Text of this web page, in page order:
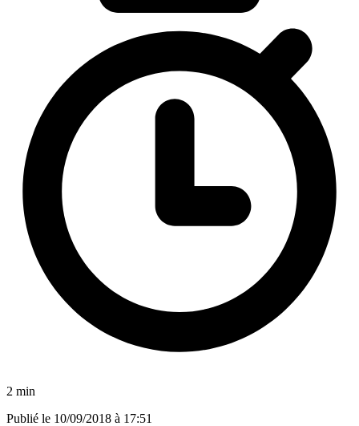
2 min
Publié le 10/09/2018 à 17:51